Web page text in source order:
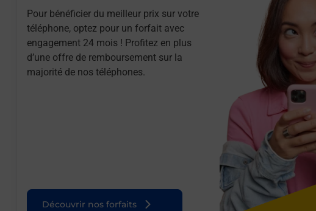
Pour bénéficier du meilleur prix sur votre
téléphone, optez pour un forfait avec
engagement 24 mois ! Profitez en plus
d’une offre de remboursement sur la
majorité de nos téléphones.
Découvrir nos forfaits